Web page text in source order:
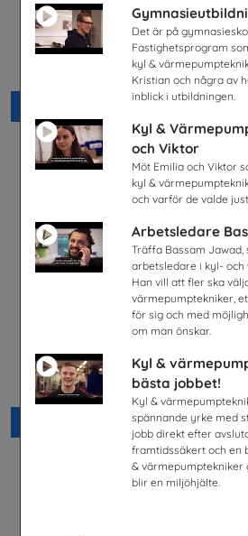
Det är på
Fastighetsprogram
kyl &
Kristian och några av
inblick i utbildningen.
Kyl &
och Viktor
Möt Emilia och Viktor
kyl &
och varför de valde
Arbetsledare
Träffa Bassam
arbetsledare i kyl- och
Han vill att fler ska
värmepumptekniker,
för sig och med
om man önskar.
Kyl &
bästa jobbet!
Kyl &
spännande yrke med
jobb direkt efter
framtidssäkert och en
& värmepumptekniker
blir en miljöhjälte.
Möjligheter med el- och
energiprogrammet
Installatörsföretagen Service i
Snabbval - SYV studier
Snabbval - blandade avsändare
Beställ 0kr